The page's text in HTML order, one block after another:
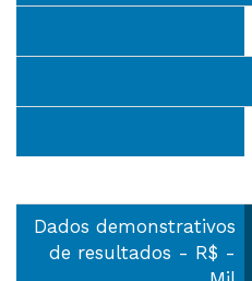
Dados demonstrativos
de resultados - R$ -